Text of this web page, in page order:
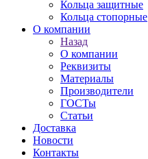
Кольца защитные
Кольца стопорные
О компании
Назад
О компании
Реквизиты
Материалы
Производители
ГОСТы
Статьи
Доставка
Новости
Контакты